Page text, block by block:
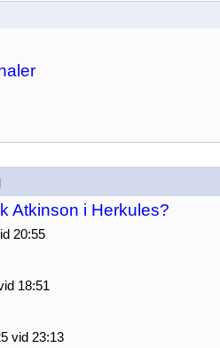
Atkinson i Herkules?
20:55
18:51
vid 23:13